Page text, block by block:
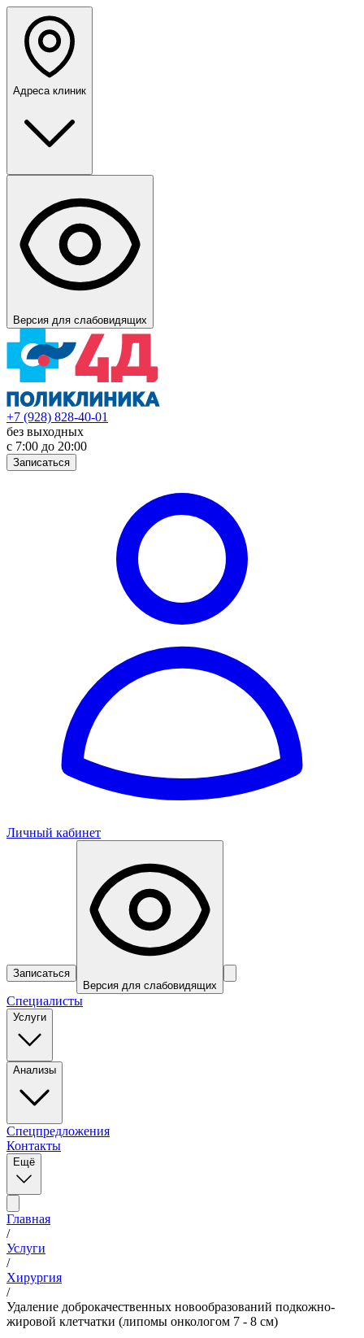
Адреса клиник
Версия для слабовидящих
+7 (928) 828-40-01
без выходных
с 7:00 до 20:00
Записаться
Личный кабинет
Записаться
Версия для слабовидящих
Специалисты
Услуги
Анализы
Спецпредложения
Контакты
Ещё
Главная
/
Услуги
/
Хирургия
/
Удаление доброкачественных новообразований подкожно-
жировой клетчатки (липомы онкологом 7 - 8 см)